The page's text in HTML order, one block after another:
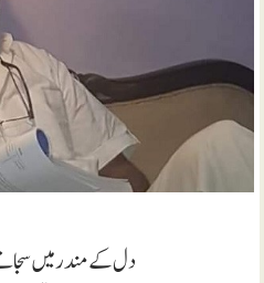
دل کے مندر میں